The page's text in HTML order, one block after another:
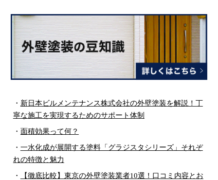
・ 新日本ビルメンテナンス株式会社の外壁塗装を解説！丁
寧な施工を実現するためのサポート体制
・ 面積効果って何？
・ 一水化成が展開する塗料「グラジスタシリーズ」それぞ
れの特徴と魅力
・
【徹底比較】東京の外壁塗装業者10選！口コミ内容とお